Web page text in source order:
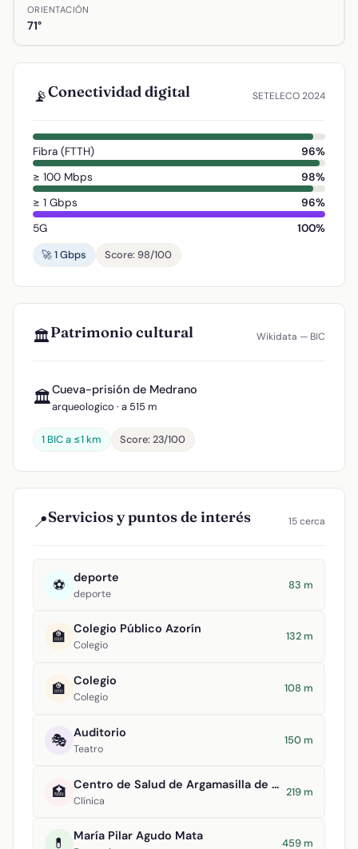
ORIENTACIÓN
71°
📡Conectividad digital SETELECO 2024
Fibra (FTTH)
96%
≥ 100 Mbps
98%
≥ 1 Gbps
96%
5G
100%
🚀 1 Gbps
Score: 98/100
🏛️Patrimonio cultural Wikidata — BIC
🏛️Cueva-prisión de Medrano
arqueologico · a 515 m
1 BIC a ≤1 km Score: 23/100
📍Servicios y puntos de interés 15 cerca
⚽ deporte
deporte
83 m
🏫 Colegio Público Azorín
Colegio
132 m
🏫 Colegio
Colegio
108 m
🎭 Auditorio
Teatro
150 m
🏥 Centro de Salud de Argamasilla de Alba
Clínica
219 m
💊 María Pilar Agudo Mata
459 m